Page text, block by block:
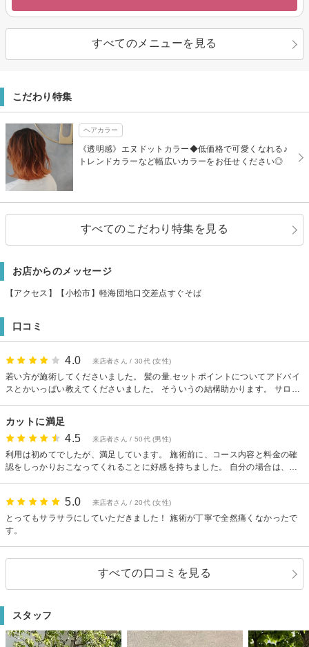
すべてのメニューを見る
こだわり特集
ヘアカラー
《透明感》エヌドットカラー◆低価格で可愛くなれる♪
トレンドカラーなど幅広いカラーをお任せください◎
すべてのこだわり特集を見る
お店からのメッセージ
【アクセス】【小松市】軽海団地口交差点すぐそば
口コミ
4.0 来店者さん / 30代 (女性)
若い方が施術してくださいました。 髪の量.セットポイントについてアドバイ
スとかいっぱい教えてくださいました。 そういうの結構助かります。 サロン
カットに満足
4.5 来店者さん / 50代 (男性)
利用は初めてでしたが、満足しています。 施術前に、コース内容と料金の確
認をしっかりおこなってくれることに好感を持ちました。 自分の場合は、楽
サービスに関してですが、髪の取り扱いがやさしいです。具体的には、カッ
トやシャンプーでの手の動かし方がソフトで、気持ちいいです。施術中は終
始リラックスできました。 また、普段、オイルやワックスといった整髪剤を
かったのですが、30分ほどで終わってしまったのがちょっと残念で、名残惜
しかったです。カットとアフターシャンプーだけのメニューですし、その時
間で自分が納得するヘアスタイルカットに仕立ててもらえたので、不満では
仕切りを隔てたお隣の女性のお客さんと店員さんとの盛り上がった会話が終
が自分にとっては心地よいものとは言えなかったです。 以上ですが、今回の
5.0 来店者さん / 20代 (女性)
とってもサラサラにしていただきました！ 施術が丁寧で全然痛くなかったで
す。
すべての口コミを見る
スタッフ